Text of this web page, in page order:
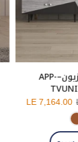
وحده تلفزيون–APP-
LE